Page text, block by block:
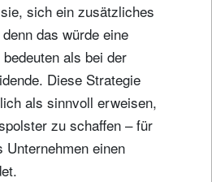
sich ein zusätzliches
das würde eine
als bei der
Diese Strategie
als sinnvoll erweisen,
zu schaffen – für
Unternehmen einen